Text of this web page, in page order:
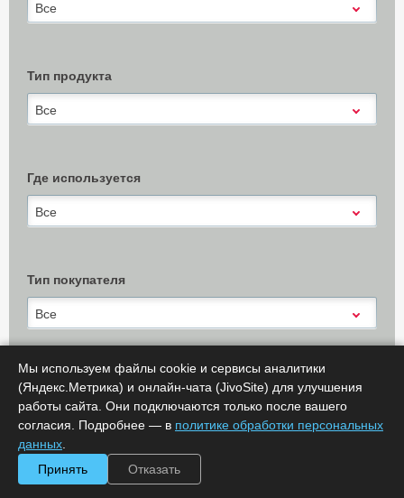
Все
Тип продукта
Все
Где используется
Все
Тип покупателя
Все
Показать результаты (0) Х Очистить
Сообщить об ошибке
Мы используем файлы cookie и сервисы аналитики
(Яндекс.Метрика) и онлайн-чата (JivoSite) для улучшения
работы сайта. Они подключаются только после вашего
согласия. Подробнее — в политике обработки персональных
данных
Принять
Отказать